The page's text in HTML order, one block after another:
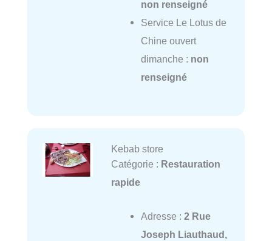
non renseigné
Service Le Lotus de
Chine ouvert
dimanche : non
renseigné
Kebab store
Catégorie : Restauration
rapide
Adresse : 2 Rue
Joseph Liauthaud,